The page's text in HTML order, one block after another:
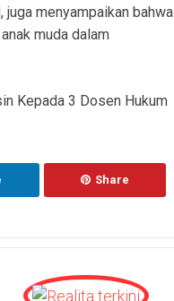
juga menyampaikan bahwa
muda dalam
Kepada 3 Dosen Hukum
Share